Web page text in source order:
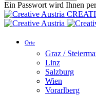
Ein Passwort wird Ihnen
Orte
Graz /
Linz
Salzburg
Wien
Vorarlberg